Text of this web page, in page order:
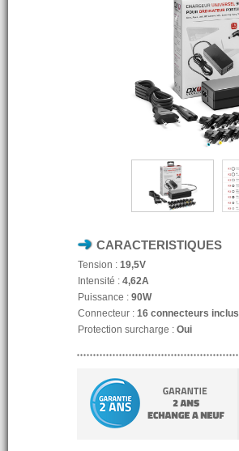
CARACTERISTIQUES
Tension : 19,5V
Intensité : 4,62A
Puissance : 90W
Connecteur : 16 connecteurs inclus
Protection surcharge : Oui